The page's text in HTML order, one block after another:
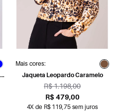
Mais cores:
Jaqueta Leopardo Caramelo
R$ 1.198,00
R$ 479,00
4X de R$ 119,75 sem juros